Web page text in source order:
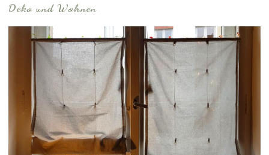
Deko und Wohnen